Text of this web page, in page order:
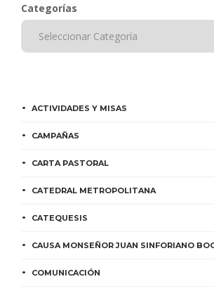
Categorías
ACTIVIDADES Y MISAS
CAMPAÑAS
CARTA PASTORAL
CATEDRAL METROPOLITANA
CATEQUESIS
CAUSA MONSEÑOR JUAN SINFORIANO
COMUNICACIÓN